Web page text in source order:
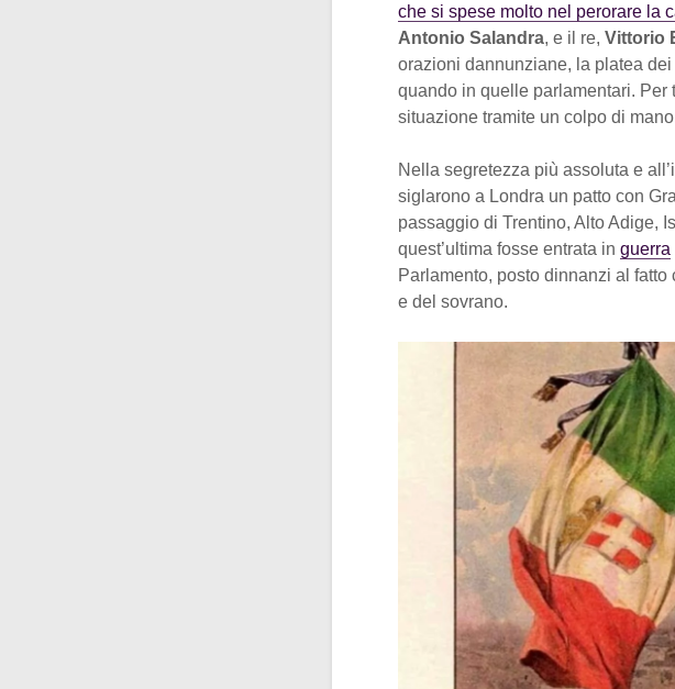
che si spese molto nel perorare la
Antonio Salandra, e il re, Vittorio
orazioni dannunziane, la platea
quando in quelle parlamentari. Per
situazione tramite un colpo di
Nella segretezza più assoluta e
siglarono a Londra un patto con
passaggio di Trentino, Alto Adige,
quest’ultima fosse entrata in guerra
Parlamento, posto dinnanzi al
e del sovrano.